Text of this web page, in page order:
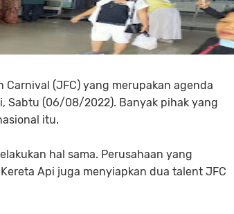
(JFC) yang merupakan agenda
Sabtu (06/08/2022). Banyak pihak yang
itu.
hal sama. Perusahaan yang
Api juga menyiapkan dua talent JFC